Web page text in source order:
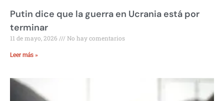
Putin dice que la guerra en Ucrania está por
terminar
11 de mayo, 2026 No hay comentarios
Leer más »